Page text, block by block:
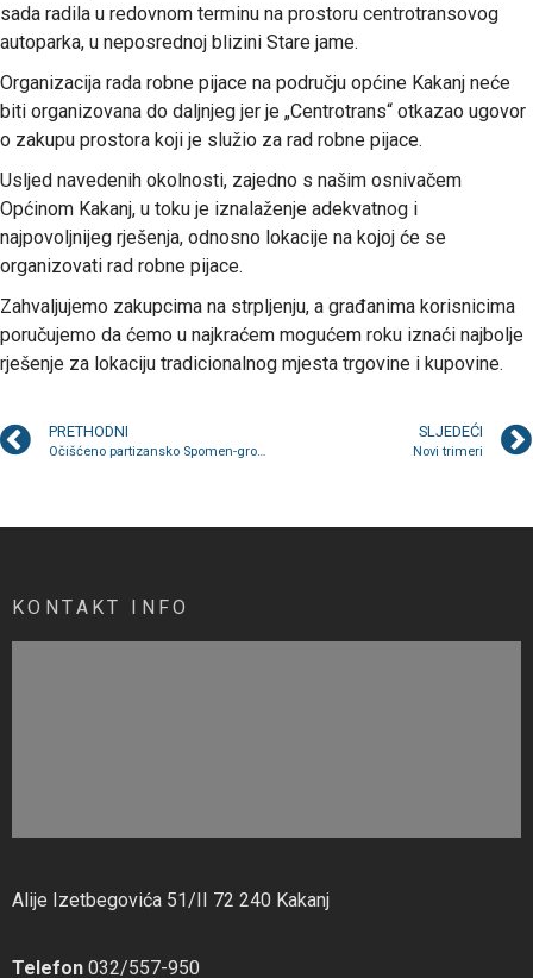
sada radila u redovnom terminu na prostoru centrotransovog
autoparka, u neposrednoj blizini Stare jame.
Organizacija rada robne pijace na području općine Kakanj neće
biti organizovana do daljnjeg jer je „Centrotrans“ otkazao ugovor
o zakupu prostora koji je služio za rad robne pijace.
Usljed navedenih okolnosti, zajedno s našim osnivačem
Općinom Kakanj, u toku je iznalaženje adekvatnog i
najpovoljnijeg rješenja, odnosno lokacije na kojoj će se
organizovati rad robne pijace.
Zahvaljujemo zakupcima na strpljenju, a građanima korisnicima
poručujemo da ćemo u najkraćem mogućem roku iznaći najbolje
rješenje za lokaciju tradicionalnog mjesta trgovine i kupovine.
PRETHODNI
Očišćeno partizansko Spomen-groblje u Kraljevoj Sutjesci
SLJEDEĆI
Novi trimeri
KONTAKT INFO
Alije Izetbegovića 51/II 72 240 Kakanj
Telefon 032/557-950